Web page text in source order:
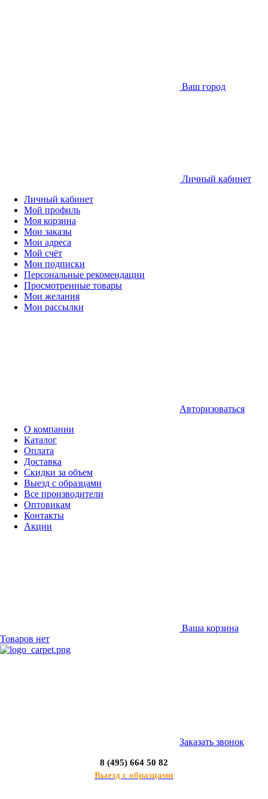
Ваш город
Личный кабинет
Личный кабинет
Мой профиль
Моя корзина
Мои заказы
Мои адреса
Мой счёт
Мои подписки
Персональные рекомендации
Просмотренные товары
Мои желания
Мои рассылки
Авторизоваться
О компании
Каталог
Оплата
Доставка
Скидки за объем
Выезд с образцами
Все производители
Оптовикам
Контакты
Акции
Ваша корзина
Товаров нет
Заказать звонок
8 (495) 664 50 82
Выезд с образцами